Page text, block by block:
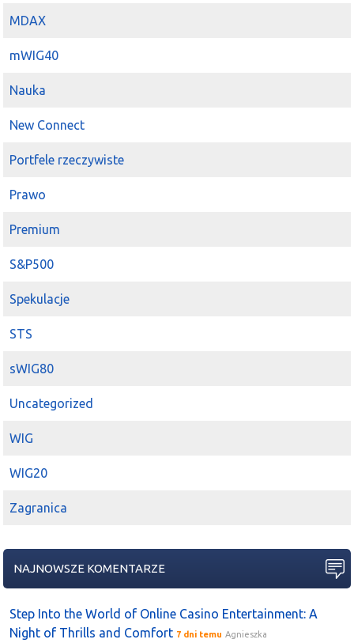
MDAX
mWIG40
Nauka
New Connect
Portfele rzeczywiste
Prawo
Premium
S&P500
Spekulacje
STS
sWIG80
Uncategorized
WIG
WIG20
Zagranica
NAJNOWSZE KOMENTARZE
Step Into the World of Online Casino Entertainment: A
Night of Thrills and Comfort 7 dni temu Agnieszka